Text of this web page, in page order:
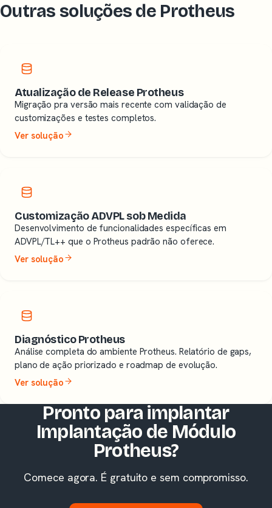
Outras soluções de Protheus
Atualização de Release Protheus
Migração pra versão mais recente com validação de
customizações e testes completos.
Ver solução
Customização ADVPL sob Medida
Desenvolvimento de funcionalidades específicas em
ADVPL/TL++ que o Protheus padrão não oferece.
Ver solução
Diagnóstico Protheus
Análise completa do ambiente Protheus. Relatório de gaps,
plano de ação priorizado e roadmap de evolução.
Ver solução
Pronto para implantar
Implantação de Módulo
Protheus?
Comece agora. É gratuito e sem compromisso.